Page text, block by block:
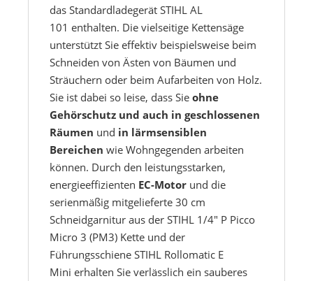
das Standardladegerät STIHL AL
101 enthalten. Die vielseitige Kettensäge
unterstützt Sie effektiv beispielsweise beim
Schneiden von Ästen von Bäumen und
Sträuchern oder beim Aufarbeiten von Holz.
Sie ist dabei so leise, dass Sie ohne
Gehörschutz und auch in geschlossenen
Räumen und in lärmsensiblen
Bereichen wie Wohngegenden arbeiten
können. Durch den leistungsstarken,
energieeffizienten EC-Motor und die
serienmäßig mitgelieferte 30 cm
Schneidgarnitur aus der STIHL 1/4" P Picco
Micro 3 (PM3) Kette und der
Führungsschiene STIHL Rollomatic E
Mini erhalten Sie verlässlich ein sauberes